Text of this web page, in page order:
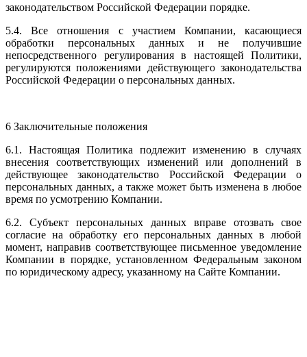
законодательством Российской Федерации порядке.
5.4. Все отношения с участием Компании, касающиеся
обработки персональных данных и не получившие
непосредственного регулирования в настоящей Политики,
регулируются положениями действующего законодательства
Российской Федерации о персональных данных.
6 Заключительные положения
6.1. Настоящая Политика подлежит изменению в случаях
внесения соответствующих изменений или дополнений в
действующее законодательство Российской Федерации о
персональных данных, а также может быть изменена в любое
время по усмотрению Компании.
6.2. Субъект персональных данных вправе отозвать свое
согласие на обработку его персональных данных в любой
момент, направив соответствующее письменное уведомление
Компании в порядке, установленном Федеральным законом
по юридическому адресу, указанному на Сайте Компании.